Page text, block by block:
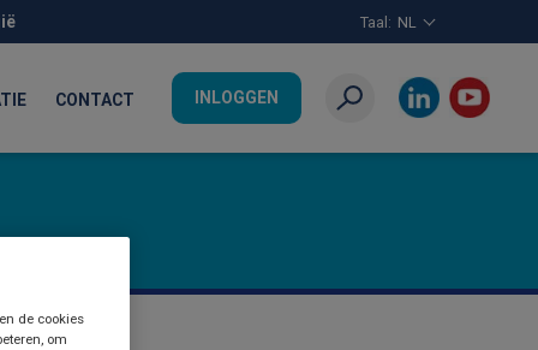
Taal: NL
CONTACT INLOGGEN
de cookies
om